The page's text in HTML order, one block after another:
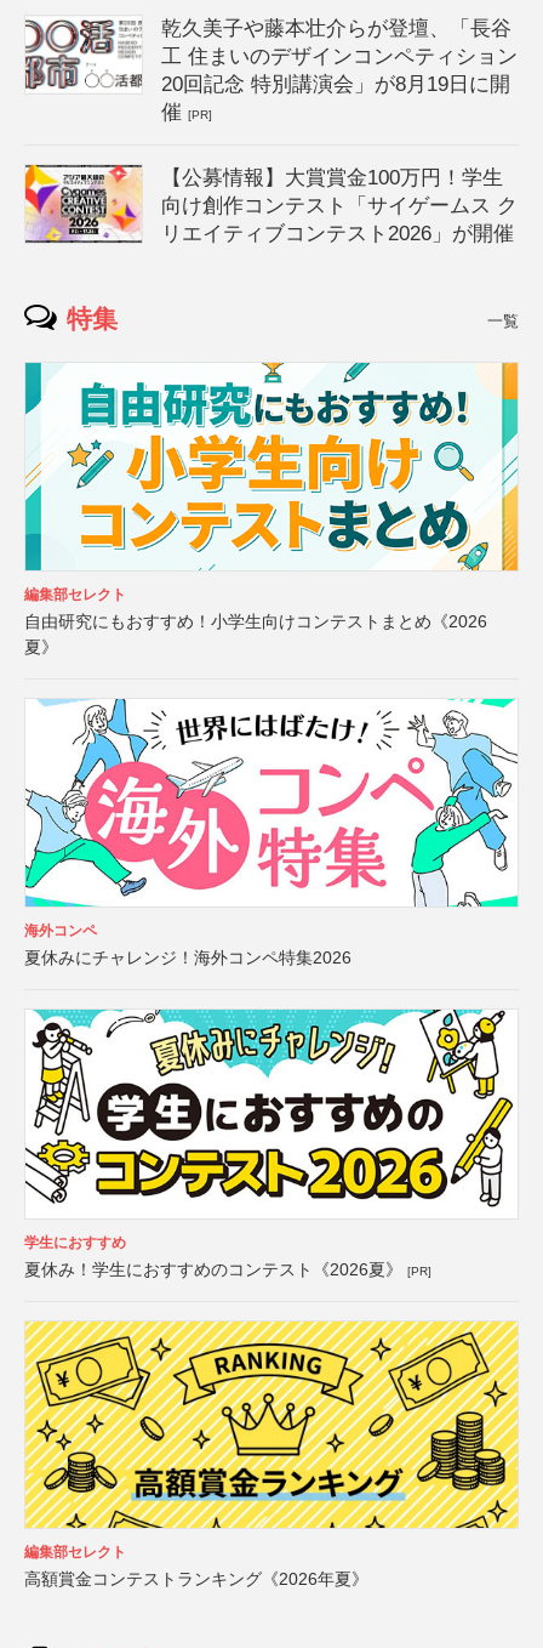
乾久美子や藤本壮介らが登壇、「長谷
工 住まいのデザインコンペティション
20回記念 特別講演会」が8月19日に開
催[PR]
【公募情報】大賞賞金100万円！学生
向け創作コンテスト「サイゲームス ク
リエイティブコンテスト2026」が開催
特集 一覧
編集部セレクト
自由研究にもおすすめ！小学生向けコンテストまとめ《2026
夏》
海外コンペ
夏休みにチャレンジ！海外コンペ特集2026
学生におすすめ
夏休み！学生におすすめのコンテスト《2026夏》 [PR]
編集部セレクト
高額賞金コンテストランキング《2026年夏》